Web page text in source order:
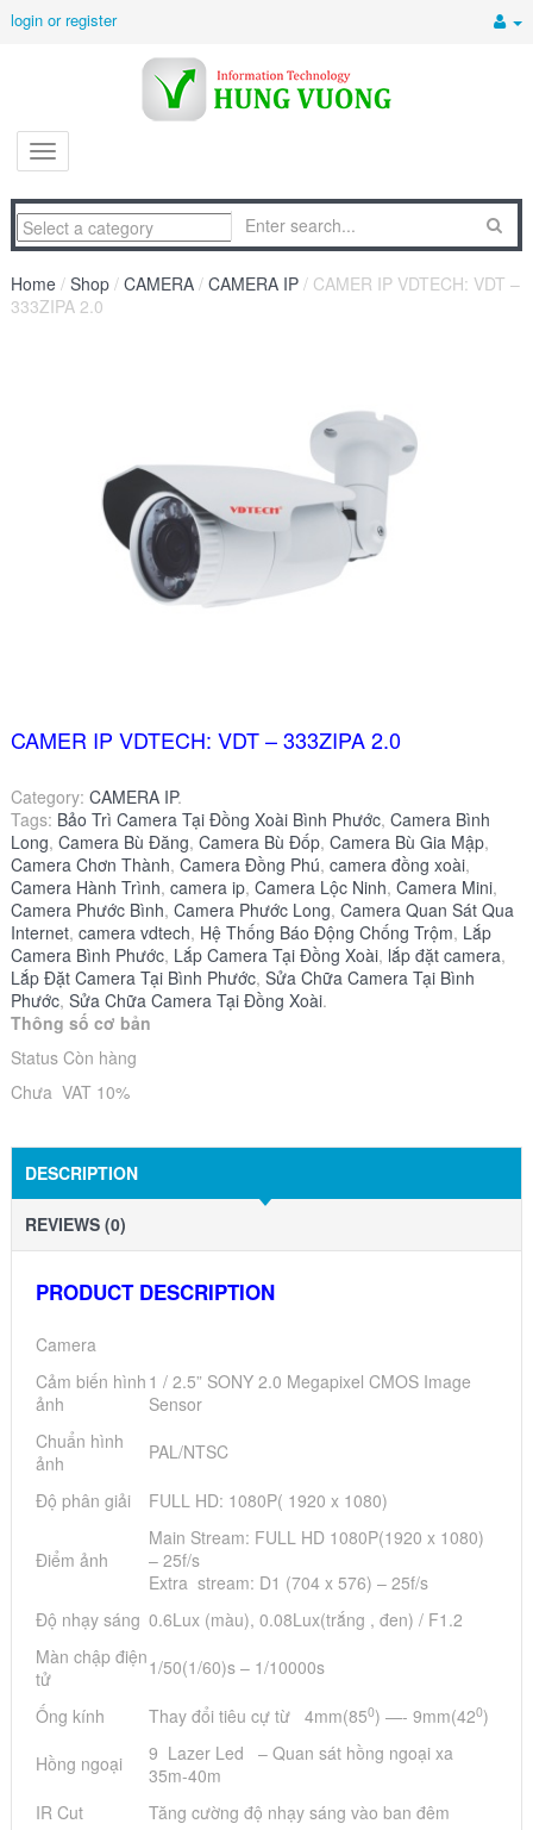
login or register
Home / Shop / CAMERA / CAMERA IP / CAMER IP VDTECH: VDT –
333ZIPA 2.0
CAMER IP VDTECH: VDT – 333ZIPA 2.0
Category: CAMERA IP.
Tags: Bảo Trì Camera Tại Đồng Xoài Bình Phước, Camera Bình
Long, Camera Bù Đăng, Camera Bù Đốp, Camera Bù Gia Mập,
Camera Chơn Thành, Camera Đồng Phú, camera đồng xoài,
Camera Hành Trình, camera ip, Camera Lộc Ninh, Camera Mini,
Camera Phước Bình, Camera Phước Long, Camera Quan Sát Qua
Internet, camera vdtech, Hệ Thống Báo Động Chống Trộm, Lắp
Camera Bình Phước, Lắp Camera Tại Đồng Xoài, lắp đặt camera,
Lắp Đặt Camera Tại Bình Phước, Sửa Chữa Camera Tại Bình
Phước, Sửa Chữa Camera Tại Đồng Xoài.
Thông số cơ bản
Status Còn hàng
Chưa VAT 10%
DESCRIPTION
REVIEWS (0)
PRODUCT DESCRIPTION
Camera
Cảm biến hình
ảnh
1 / 2.5” SONY 2.0 Megapixel CMOS Image
Sensor
Chuẩn hình
ảnh
PAL/NTSC
Độ phân giải FULL HD: 1080P( 1920 x 1080)
Điểm ảnh
Main Stream: FULL HD 1080P(1920 x 1080)
– 25f/s
Extra stream: D1 (704 x 576) – 25f/s
Độ nhạy sáng 0.6Lux (màu), 0.08Lux(trắng , đen) / F1.2
Màn chập điện
tử
1/50(1/60)s – 1/10000s
Ống kính Thay đổi tiêu cự từ 4mm(850) —- 9mm(420)
Hồng ngoại
9 Lazer Led – Quan sát hồng ngoại xa
35m-40m
IR Cut
Tăng cường độ nhạy sáng vào ban đêm